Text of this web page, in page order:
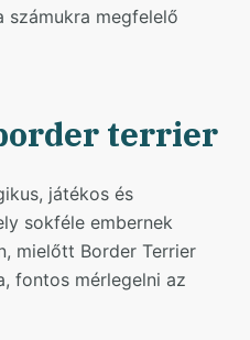
számukra megfelelő
terrier
játékos és
sokféle embernek
mielőtt Border Terrier
fontos mérlegelni az